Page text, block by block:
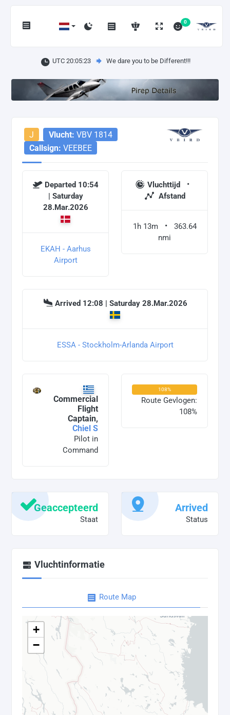
0
UTC 20:05:23 We dare you to be Different!!!
J Vlucht: VBV 1814
Callsign: VEEBEE
Departed 10:54
| Saturday
28.Mar.2026
EKAH - Aarhus
Airport
Vluchttijd
Afstand
1h 13m
363.64
nmi
Arrived 12:08 | Saturday 28.Mar.2026
ESSA - Stockholm-Arlanda Airport
Commercial
Flight
Captain,
Chiel S
Pilot in
Command
108%
Route Gevlogen:
108%
Geaccepteerd
Staat
Arrived
Status
Vluchtinformatie
Route Map
+
−